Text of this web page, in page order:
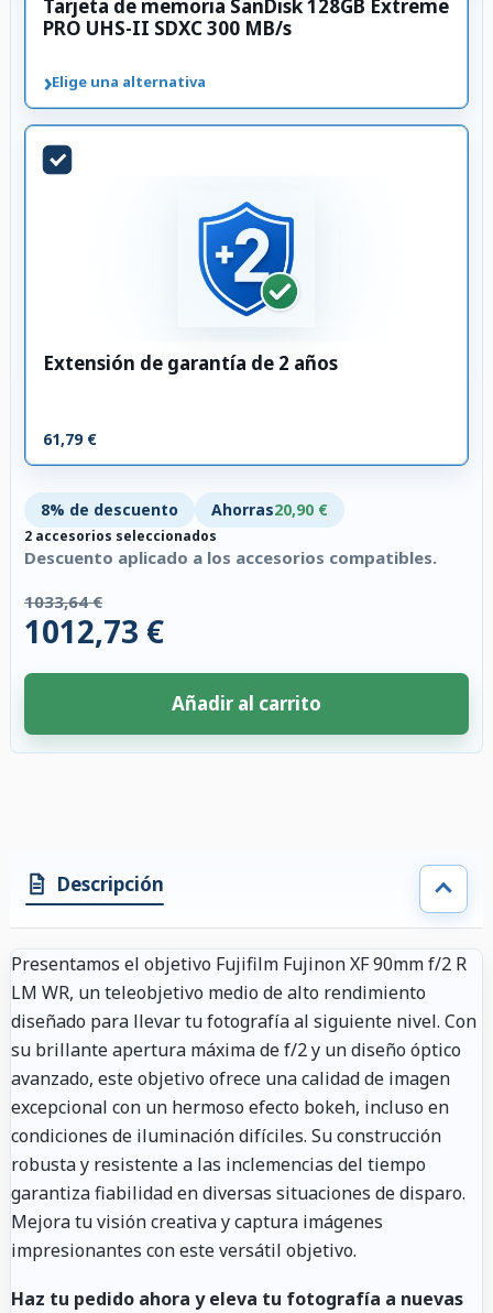
Tarjeta de memoria SanDisk 128GB Extreme
PRO UHS-II SDXC 300 MB/s
›Elige una alternativa
Extensión de garantía de 2 años
61,79 €
8% de descuento Ahorras20,90 €
2 accesorios seleccionados
Descuento aplicado a los accesorios compatibles.
1033,64 €
1012,73 €
Añadir al carrito
Descripción
Presentamos el objetivo Fujifilm Fujinon XF 90mm f/2 R
LM WR, un teleobjetivo medio de alto rendimiento
diseñado para llevar tu fotografía al siguiente nivel. Con
su brillante apertura máxima de f/2 y un diseño óptico
avanzado, este objetivo ofrece una calidad de imagen
excepcional con un hermoso efecto bokeh, incluso en
condiciones de iluminación difíciles. Su construcción
robusta y resistente a las inclemencias del tiempo
garantiza fiabilidad en diversas situaciones de disparo.
Mejora tu visión creativa y captura imágenes
impresionantes con este versátil objetivo.
Haz tu pedido ahora y eleva tu fotografía a nuevas